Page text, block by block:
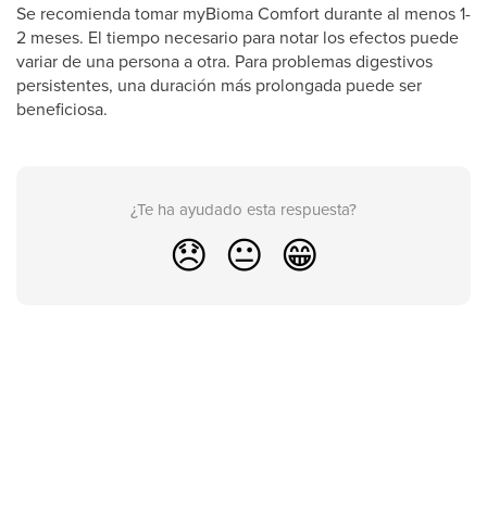
Se recomienda tomar myBioma Comfort durante al menos 1-
2 meses. El tiempo necesario para notar los efectos puede
variar de una persona a otra. Para problemas digestivos
persistentes, una duración más prolongada puede ser
beneficiosa.
¿Te ha ayudado esta respuesta?
😞 😐 😁